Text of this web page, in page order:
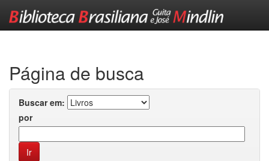
Página de busca
Buscar em:
por